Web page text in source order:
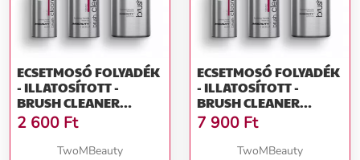
ECSETMOSÓ FOLYADÉK
- ILLATOSÍTOTT -
BRUSH CLEANER
SCENTED WILD CHERRY
/ VADCSERESZNYE
(120ML)
2 600 Ft
TwoMBeauty
ECSETMOSÓ FOLYADÉK
- ILLATOSÍTOTT -
BRUSH CLEANER
SCENTED WILD CHERRY
/ VADCSERESZNYE
(500ML)
7 900 Ft
TwoMBeauty